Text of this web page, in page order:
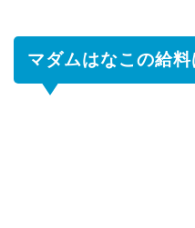
マダムはなこの給料